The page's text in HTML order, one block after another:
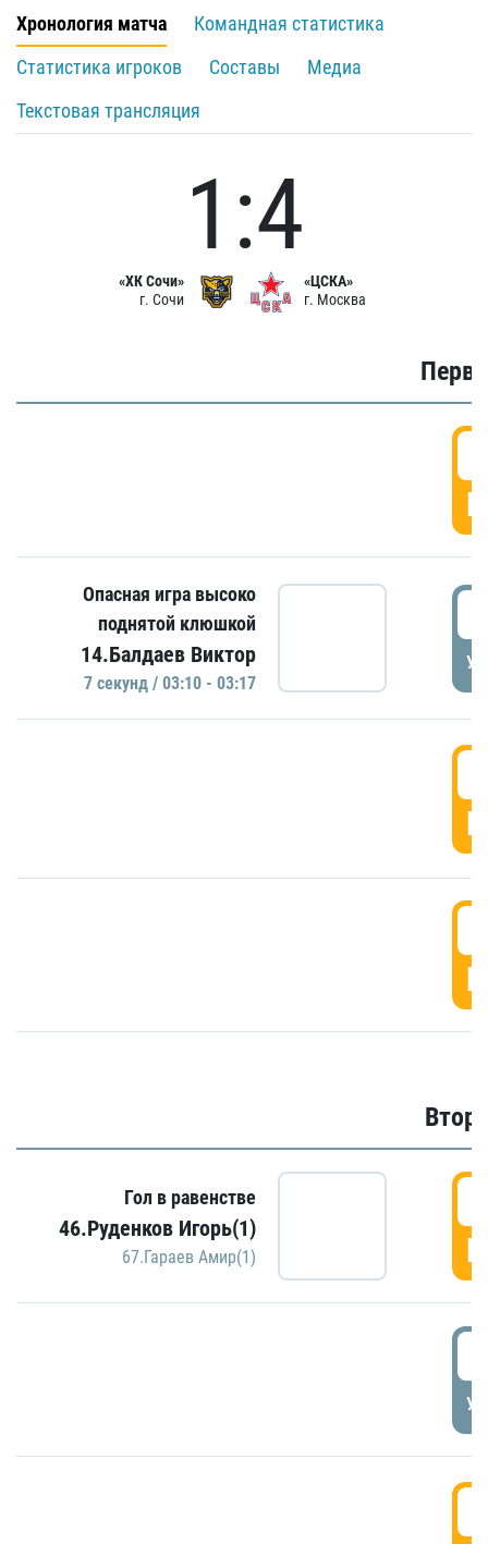
Хронология матча
Командная статистика
Статистика игроков
Составы
Медиа
Текстовая трансляция
«ХК Сочи»
г. Сочи
1:4
«ЦСКА»
г. Москва
Опасная игра высоко
поднятой клюшкой
14.Балдаев Виктор
7 секунд / 03:10 - 03:17
Гол в равенстве
46.Руденков Игорь(1)
67.Гараев Амир(1)